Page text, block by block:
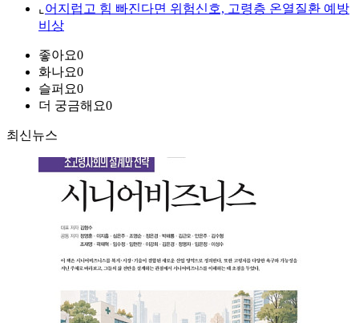
⌞ 어지럽고 힘 빠진다면 위험신호, 고령층 온열질환 예방
비상
좋아요0
화나요0
슬퍼요0
더 궁금해요0
최신뉴스